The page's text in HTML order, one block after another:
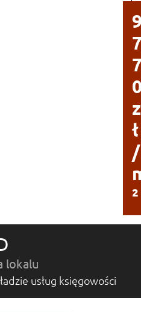
z
ł
/
²
lokalu
usług księgowości